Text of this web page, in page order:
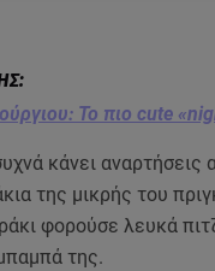
Το πιο cute
κάνει
της μικρής του
φορούσε λευκά
της.